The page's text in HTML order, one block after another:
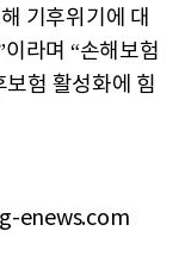
기후위기에 대
라며 “손해보험
험 활성화에 힘
enews.com